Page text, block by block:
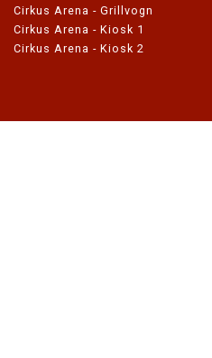
Cirkus Arena - Grillvogn
Cirkus Arena - Kiosk 1
Cirkus Arena - Kiosk 2